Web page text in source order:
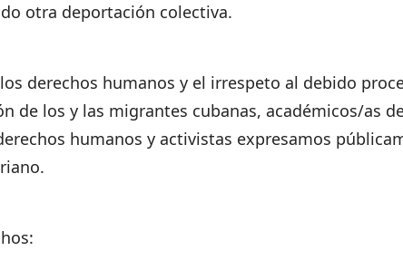
otra deportación colectiva.
derechos humanos y el irrespeto al debido
de los y las migrantes cubanas, académicos/as
humanos y activistas expresamos